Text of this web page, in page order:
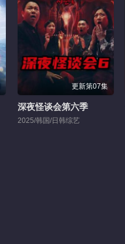
更新第07集
深夜怪谈会第六季
2025/韩国/日韩综艺